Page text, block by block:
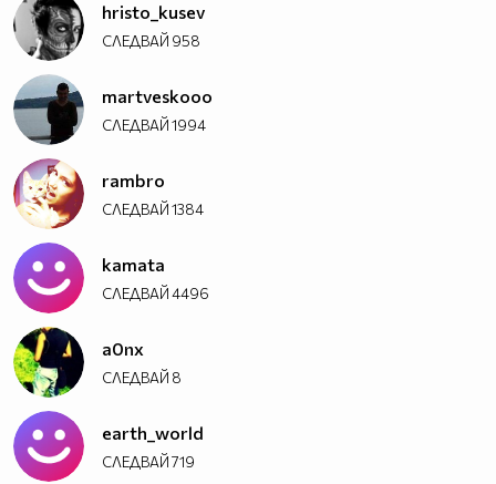
hristo_kusev
СЛЕДВАЙ 958
martveskooo
СЛЕДВАЙ1994
rambro
СЛЕДВАЙ1384
kamata
СЛЕДВАЙ4496
a0nx
СЛЕДВАЙ 8
earth_world
СЛЕДВАЙ719